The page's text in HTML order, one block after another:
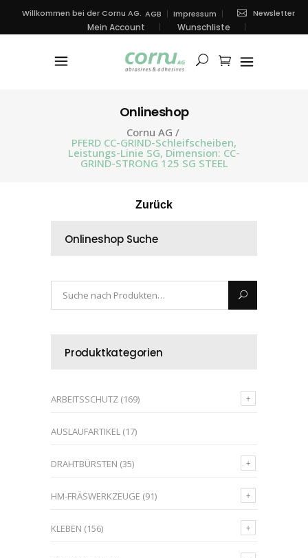
Willkommen bei der Cornu AG. AGB Impressum Newsletter
Mein Account Wunschliste
Onlineshop
Cornu AG /
PFERD CC-GRIND-Schleifscheiben,
Leistungs-Linie SG, Dimension: CC-
GRIND-STRONG 125 SG STEEL
Zurück
Onlineshop Suche
Produktkategorien
ARBEITSSCHUTZ (169)
AUSLAUFARTIKEL (17)
DRAHTBÜRSTEN (35)
HM-FRÄSWERKZEUGE (91)
KLEBEN (156)